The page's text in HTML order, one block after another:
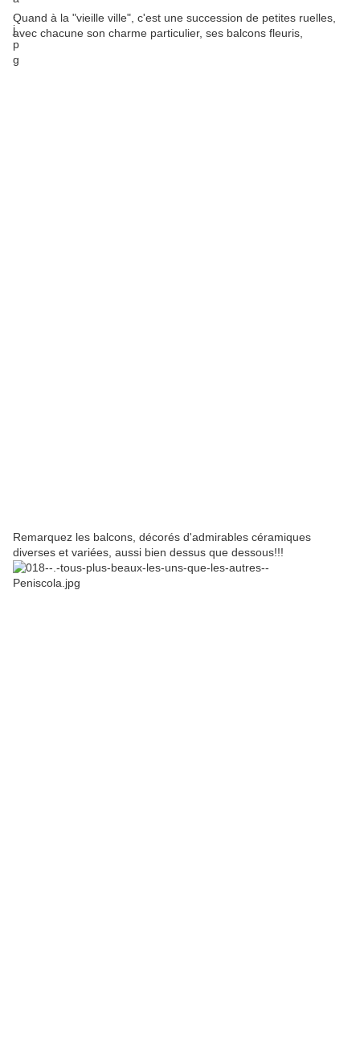
Quand à la "vieille ville", c'est une succession de petites ruelles,
avec chacune son charme particulier, ses balcons fleuris,
Remarquez les balcons, décorés d'admirables céramiques
diverses et variées, aussi bien dessus que dessous!!!